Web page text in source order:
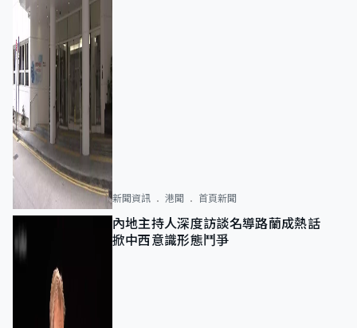
新聞資訊 港聞 首頁新聞
內地主持人深度訪談名導路蘭成熱話
掀中西意識形態鬥爭